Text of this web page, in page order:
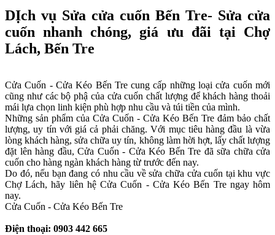
DỊch vụ Sửa cửa cuốn Bến Tre- Sửa cửa
cuốn nhanh chóng, giá ưu đãi tại Chợ
Lách, Bến Tre
Cửa Cuốn - Cửa Kéo Bến Tre cung cấp những loại cửa cuốn mới
cũng như các bộ phậ của cửa cuốn chất lượng để khách hàng thoải
mái lựa chọn linh kiện phù hợp nhu cầu và túi tiền của mình.
Những sản phẩm của Cửa Cuốn - Cửa Kéo Bến Tre đảm bảo chất
lượng, uy tín với giá cả phải chăng. Với mục tiêu hàng đầu là vừa
lòng khách hàng, sửa chữa uy tín, không làm hời hợt, lấy chất lượng
đặt lên hàng đầu, Cửa Cuốn - Cửa Kéo Bến Tre đã sữa chữa cửa
cuốn cho hàng ngàn khách hàng từ trước đến nay.
Do đó, nếu bạn đang có nhu cầu về sửa chữa cửa cuốn tại khu vực
Chợ Lách, hãy liên hệ Cửa Cuốn - Cửa Kéo Bến Tre ngay hôm
nay.
Cửa Cuốn - Cửa Kéo Bến Tre
Điện thoại: 0903 442 665